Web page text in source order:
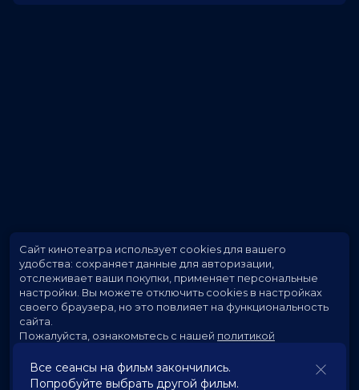
Все сеансы на фильм закончились.
Попробуйте выбрать другой фильм.
Сайт кинотеатра использует cookies для вашего
удобства: сохраняет данные для авторизации,
отслеживает ваши покупки, применяет персональные
настройки. Вы можете отключить cookies в настройках
своего браузера, но это повлияет на функциональность
сайта.
Пожалуйста, ознакомьтесь с нашей политикой
Принять